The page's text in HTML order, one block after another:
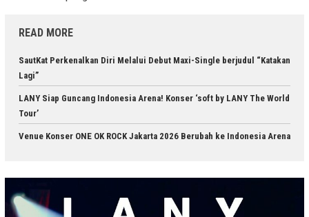
READ MORE
SautKat Perkenalkan Diri Melalui Debut Maxi-Single berjudul “Katakan
Lagi”
LANY Siap Guncang Indonesia Arena! Konser ‘soft by LANY The World
Tour’
Venue Konser ONE OK ROCK Jakarta 2026 Berubah ke Indonesia Arena